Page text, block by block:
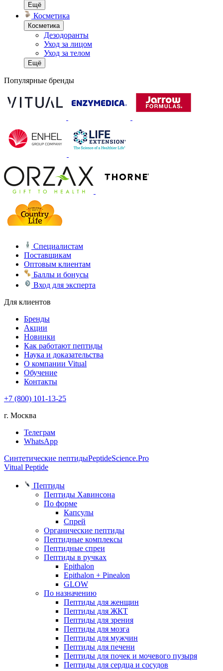
Ещё
Косметика
Косметика
Дезодоранты
Уход за лицом
Уход за телом
Ещё
Популярные бренды
Специалистам
Поставщикам
Оптовым клиентам
Баллы и бонусы
Вход для эксперта
Для клиентов
Бренды
Акции
Новинки
Как работают пептиды
Наука и доказательства
О компании Vitual
Обучение
Контакты
+7 (800) 101-13-25
г. Москва
Телеграм
WhatsApp
Синтетические пептидыPeptideScience.Pro
Vitual Peptide
Пептиды
Пептиды Хавинсона
По форме
Капсулы
Спрей
Органические пептиды
Пептидные комплексы
Пептидные спреи
Пептиды в ручках
Epithalon
Epithalon + Pinealon
GLOW
По назначению
Пептиды для женщин
Пептиды для ЖКТ
Пептиды для зрения
Пептиды для мозга
Пептиды для мужчин
Пептиды для печени
Пептиды для почек и мочевого пузыря
Пептиды для сердца и сосудов